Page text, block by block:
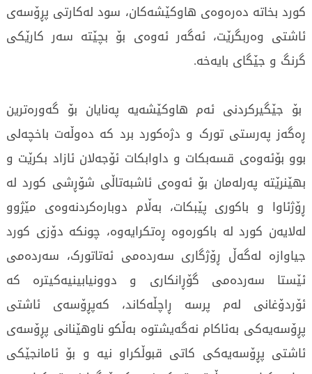
کورد بخاتە دەرەوەی هاوکێشەکان، سود لەکارتی پڕۆسەی
ئاشتی وەربگرێت، ئەگەر ئەوەی بۆ بچێتە سەر کارێکی
گرنگ و جێگای بایەخە.
بۆ جێگیرکردنی ئەم هاوکێشەیە پەنایان بۆ گەورەترین
ڕەگەز پەرستی تورک و دژەکورد برد کە دەوڵەت باخچەلی
بوو بۆئەوەی قسەبکات و داوابکات ئۆجەلان ئازاد بکرێت و
بهێنرێتە پەرلەمان بۆ ئەوەی ئاشبەتاڵی شۆڕشی کورد لە
ڕۆژئاوا و باکوری پێبکات، بەڵام دوبارەکردنەوەی مێژوو
لەلایەن کورد لە باکورەوە ڕەتکرایەوە، چونکە دۆزی کورد
جیاوازە لەگەڵ ڕۆژگاری سەردەمی ئەتاتورک، سەردەمی
ئێستا سەردەمی گۆڕانکاری و دوونیابینیەکیترە کە
ئۆردۆغانی لەم پرسە ڕاچڵەکاند، کەپڕۆسەی ئاشتی
پڕۆسەیەکی بەئاکام نەگەیشتوە بەڵکو ناوهێنانی پڕۆسەی
ئاشتی پڕۆسەیەکی کاتی قبوڵکراو نیە و بۆ ئامانجێکی